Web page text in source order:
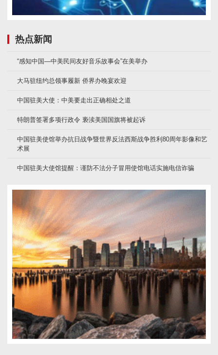
热点新闻
“感知中国—中美民间友好音乐故事会”在美举办
大马驻纽约总领事履新 侨界办晚宴欢迎
中国驻美大使：中美要走出正确相处之道
特朗普签署多项行政令 亵渎美国国旗将被起诉
中国驻美使馆举办抗日战争暨世界反法西斯战争胜利80周年影像和艺
术展
中国驻美大使馆提醒：谨防不法分子冒用使馆电话实施电信诈骗